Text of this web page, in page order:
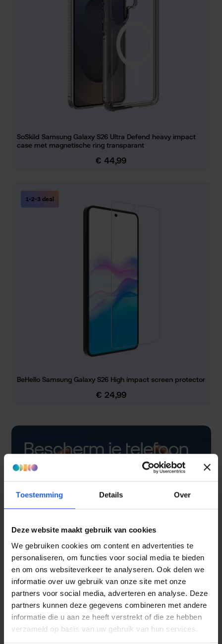
Toestemming Details Over
Deze website maakt gebruik van cookies
We gebruiken cookies om content en advertenties te
personaliseren, om functies voor social media te bieden
en om ons websiteverkeer te analyseren. Ook delen we
informatie over uw gebruik van onze site met onze
partners voor social media, adverteren en analyse. Deze
partners kunnen deze gegevens combineren met andere
informatie die u aan ze heeft verstrekt of die ze hebben
verzameld op basis van uw gebruik van hun services.
SoSkild Samsung Galaxy S26 Ultra Defend heavy impact
case met magnetische ring transparant
Normale prijs:
€ 44,99
1-2-3 deal
BeHello Samsung Galaxy S26 High impact screen protector
Normale prijs:
€ 24,99
Bescherm je telefoon
met een hoesje